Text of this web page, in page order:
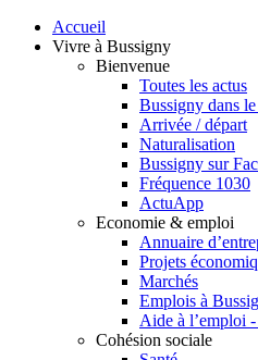
Accueil
Vivre à Bussigny
Bienvenue
Toutes les actus
Bussigny dans
Arrivée / départ
Naturalisation
Bussigny sur
Fréquence 1030
ActuApp
Economie & emploi
Annuaire
Projets
Marchés
Emplois à
Aide à l’emploi
Cohésion sociale